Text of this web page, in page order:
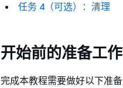
任务 4（可选）：清理
开始前的准备工作
完成本教程需要做好以下准备